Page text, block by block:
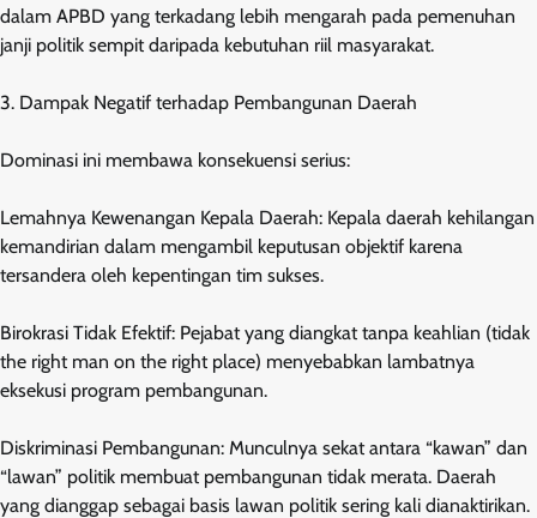
dalam APBD yang terkadang lebih mengarah pada pemenuhan
janji politik sempit daripada kebutuhan riil masyarakat.
3. Dampak Negatif terhadap Pembangunan Daerah
Dominasi ini membawa konsekuensi serius:
Lemahnya Kewenangan Kepala Daerah: Kepala daerah kehilangan
kemandirian dalam mengambil keputusan objektif karena
tersandera oleh kepentingan tim sukses.
Birokrasi Tidak Efektif: Pejabat yang diangkat tanpa keahlian (tidak
the right man on the right place) menyebabkan lambatnya
eksekusi program pembangunan.
Diskriminasi Pembangunan: Munculnya sekat antara “kawan” dan
“lawan” politik membuat pembangunan tidak merata. Daerah
yang dianggap sebagai basis lawan politik sering kali dianaktirikan.